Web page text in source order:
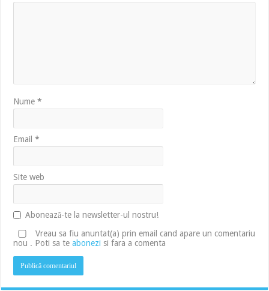
Nume*
Email*
Site web
Abonează-te la newsletter-ul nostru!
Vreau sa fiu anuntat(a) prin email cand apare un comentariu
nou . Poti sa teabonezi si fara a comenta